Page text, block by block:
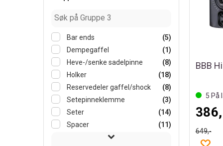
Bar ends
(5)
Dempegaffel
(1)
Heve-/senke sadelpinne
(8)
Holker
(18)
Reservedeler gaffel/shock
(8)
Setepinneklemme
(3)
Seter
(14)
Spacer
(11)
5 På
649,-